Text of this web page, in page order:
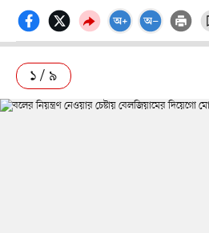
১ / ৯